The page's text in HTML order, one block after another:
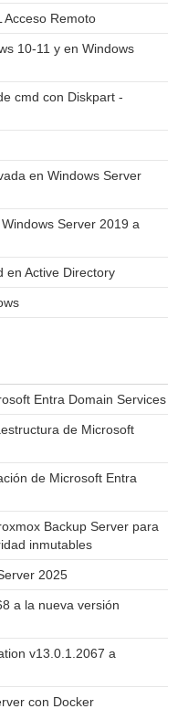
Acceso Remoto
10-11 y en Windows
cmd con Diskpart -
en Windows Server
Server 2019 a
en Active Directory
Entra Domain Services
de Microsoft
de Microsoft Entra
Backup Server para
inmutables
2025
a la nueva versión
v13.0.1.2067 a
con Docker